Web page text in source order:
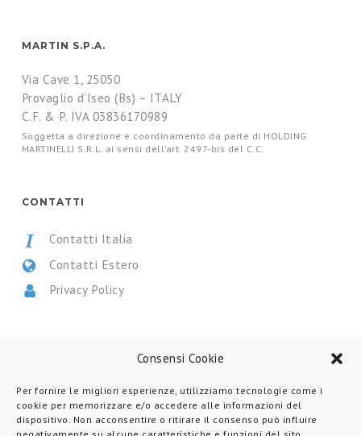
Consensi Cookie
Per fornire le migliori esperienze, utilizziamo tecnologie come i
cookie per memorizzare e/o accedere alle informazioni del
dispositivo. Non acconsentire o ritirare il consenso può influire
MARTIN S.P.A.
Via Cave 1, 25050
Provaglio d’Iseo (Bs) – ITALY
C.F. & P. IVA 03836170989
Soggetta a direzione e coordinamento da parte di HOLDING
MARTINELLI S.R.L. ai sensi dell’art. 2497-bis del C.C.
CONTATTI
Contatti Italia
Contatti Estero
Privacy Policy